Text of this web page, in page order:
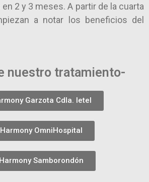
2 y 3 meses. A partir de la cuarta
a notar los beneficios del
nuestro tratamiento-
Garzota Cdla. Ietel
Harmony OmniHospital
Harmony Samborondón